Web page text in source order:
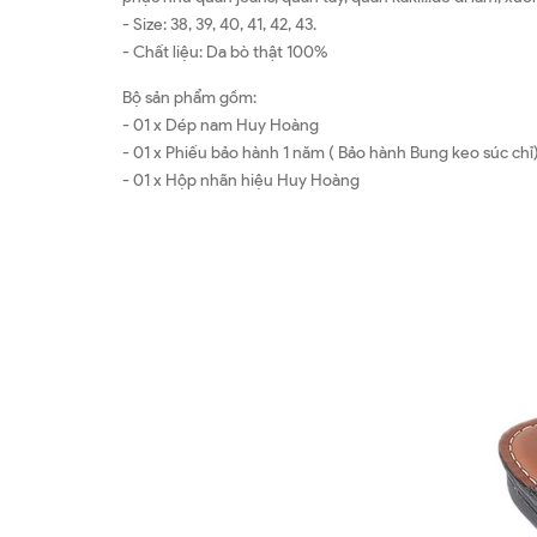
- Size: 38, 39, 40, 41, 42, 43.
- Chất liệu: Da bò thật 100%
Bộ sản phẩm gồm:
- 01 x Dép nam Huy Hoàng
- 01 x Phiếu bảo hành 1 năm ( Bảo hành Bung keo súc
- 01 x Hộp nhãn hiệu Huy Hoàng